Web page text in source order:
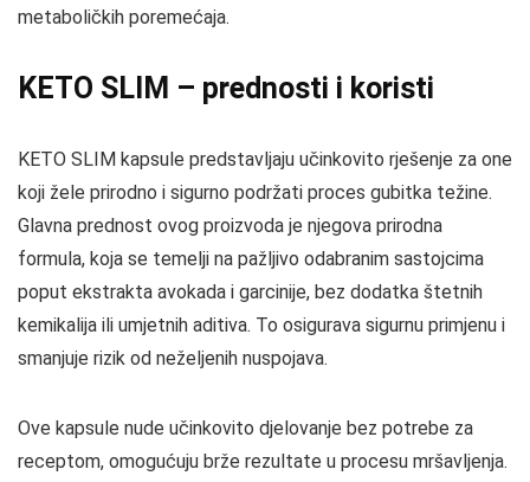
metaboličkih poremećaja.
KETO SLIM – prednosti i koristi
KETO SLIM kapsule predstavljaju učinkovito rješenje za one
koji žele prirodno i sigurno podržati proces gubitka težine.
Glavna prednost ovog proizvoda je njegova prirodna
formula, koja se temelji na pažljivo odabranim sastojcima
poput ekstrakta avokada i garcinije, bez dodatka štetnih
kemikalija ili umjetnih aditiva. To osigurava sigurnu primjenu i
smanjuje rizik od neželjenih nuspojava.
Ove kapsule nude učinkovito djelovanje bez potrebe za
receptom, omogućuju brže rezultate u procesu mršavljenja.